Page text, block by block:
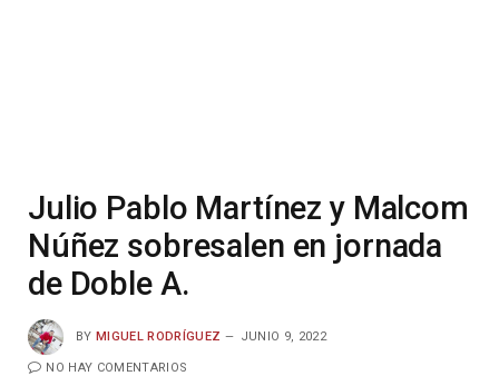
Julio Pablo Martínez y Malcom
Núñez sobresalen en jornada
de Doble A.
BY MIGUEL RODRÍGUEZ JUNIO 9, 2022
NO HAY COMENTARIOS